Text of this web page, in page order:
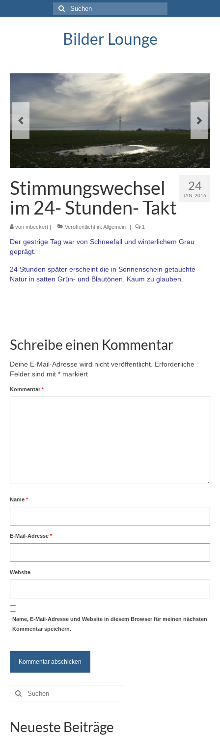
Suche
nach:
Bilder Lounge
24
JAN. 2016
Stimmungswechsel
im 24- Stunden- Takt
von mbeckert Veröffentlicht in: Allgemein 1
Der gestrige Tag war von Schneefall und winterlichem Grau
geprägt.
24 Stunden später erscheint die in Sonnenschein getauchte
Natur in satten Grün- und Blautönen. Kaum zu glauben.
Schreibe einen Kommentar
Deine E-Mail-Adresse wird nicht veröffentlicht. Erforderliche
Felder sind mit * markiert
Kommentar *
Name *
E-Mail-Adresse *
Website
Name, E-Mail-Adresse und Website in diesem Browser für meinen nächsten
Kommentar speichern.
Suche
nach:
Neueste Beiträge